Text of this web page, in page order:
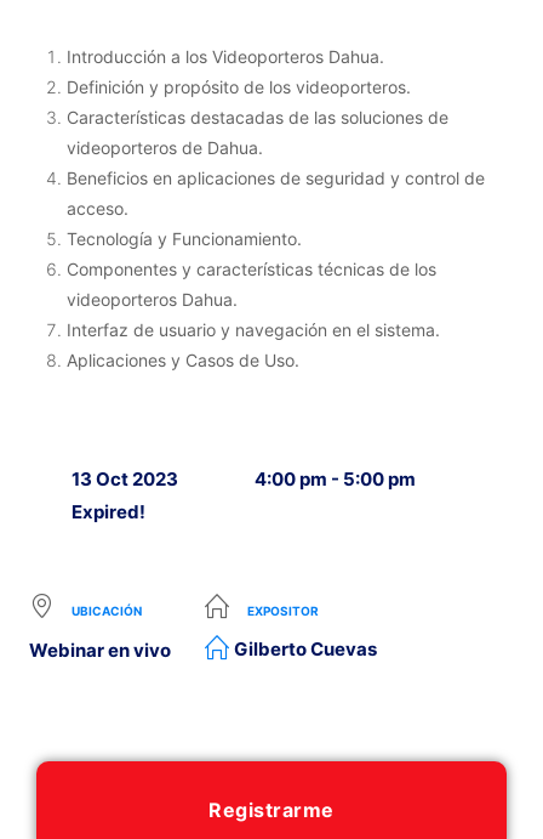
Introducción a los Videoporteros Dahua.
Definición y propósito de los videoporteros.
Características destacadas de las soluciones de
videoporteros de Dahua.
Beneficios en aplicaciones de seguridad y control de
acceso.
Tecnología y Funcionamiento.
Componentes y características técnicas de los
videoporteros Dahua.
Interfaz de usuario y navegación en el sistema.
Aplicaciones y Casos de Uso.
13 Oct 2023
Expired!
4:00 pm - 5:00 pm
UBICACIÓN
Webinar en vivo
EXPOSITOR
Gilberto Cuevas
Registrarme